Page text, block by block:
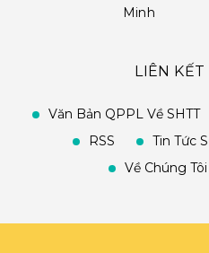
Minh
LIÊN KẾT
Văn Bản QPPL Về SHTT
RSS
Tin Tức
Về Chúng Tôi